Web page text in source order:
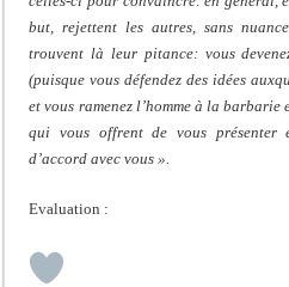
but, rejettent les autres, sans
trouvent là leur pitance: vous
(puisque vous défendez des idées
et vous ramenez l’homme à la barbarie
qui vous offrent de vous présenter
d’accord avec vous ».
Evaluation :